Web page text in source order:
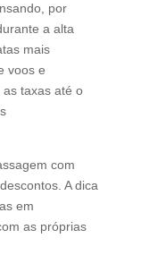
por
a alta
mais
voos e
taxas até o
com
A dica
em
as próprias